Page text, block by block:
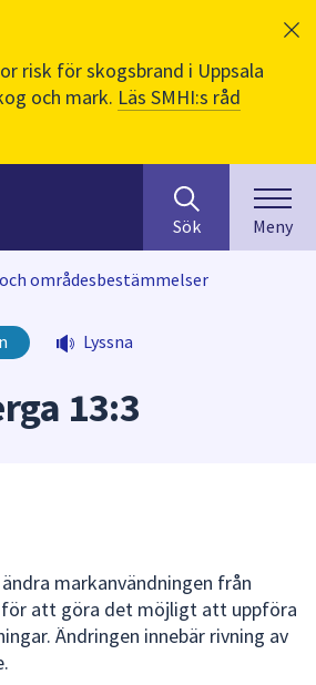
risk för skogsbrand i Uppsala
och mark. Läs SMHI:s råd
efter
innehåll
på
webbplatsen.
under
fältet.
Använd
piltangenterna
Sök Meny
områdesbestämmelser
Lyssna
13:3
markanvändningen från
att göra det möjligt att uppföra
Ändringen innebär rivning av